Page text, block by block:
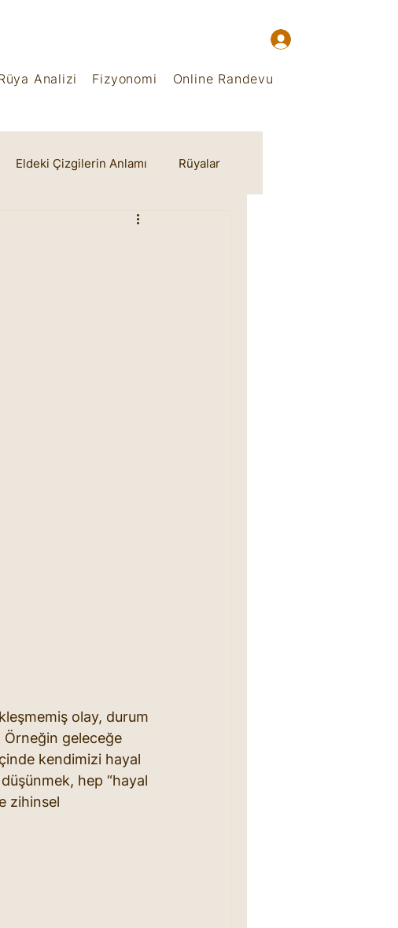
Analizi Fizyonomi Online Randevu
Eldeki Çizgilerin Anlamı Rüyalar
olay, durum
Örneğin geleceğe
kendimizi hayal
hep “hayal
zihinsel